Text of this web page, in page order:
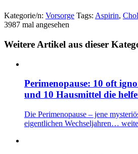
Kategorie/n: Vorsorge Tags: Aspirin,
3987 mal angesehen
Weitere Artikel aus dieser
Perimenopause: 10 oft
und 10 Hausmittel die
Die Perimenopause – jene
eigentlichen Wechseljahren…